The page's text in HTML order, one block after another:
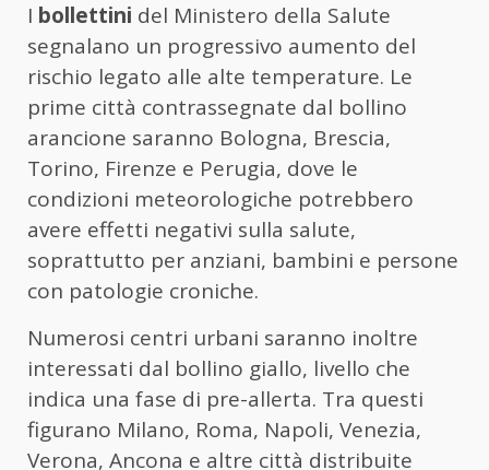
I bollettini del Ministero della Salute
segnalano un progressivo aumento del
rischio legato alle alte temperature. Le
prime città contrassegnate dal bollino
arancione saranno Bologna, Brescia,
Torino, Firenze e Perugia, dove le
condizioni meteorologiche potrebbero
avere effetti negativi sulla salute,
soprattutto per anziani, bambini e persone
con patologie croniche.
Numerosi centri urbani saranno inoltre
interessati dal bollino giallo, livello che
indica una fase di pre-allerta. Tra questi
figurano Milano, Roma, Napoli, Venezia,
Verona, Ancona e altre città distribuite